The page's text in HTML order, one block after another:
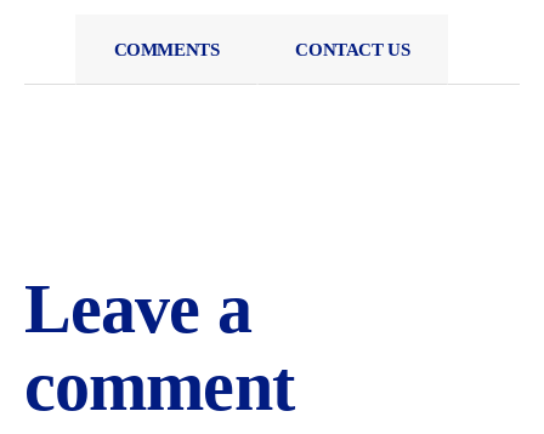
COMMENTS CONTACT US
Leave a
comment